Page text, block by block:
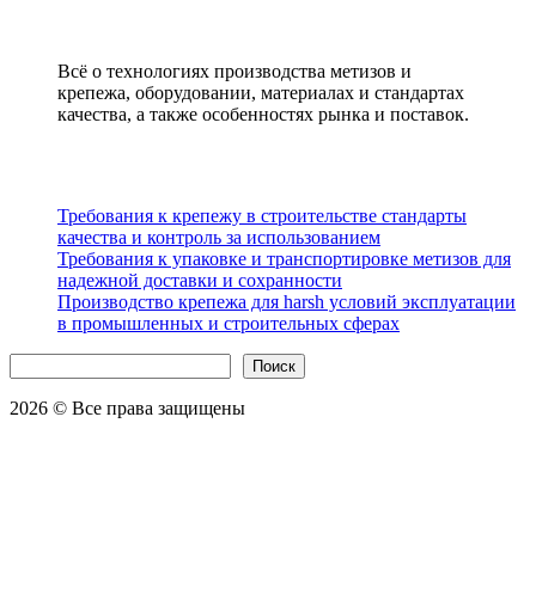
Всё о технологиях производства метизов и
крепежа, оборудовании, материалах и стандартах
качества, а также особенностях рынка и поставок.
Требования к крепежу в строительстве стандарты
качества и контроль за использованием
Требования к упаковке и транспортировке метизов для
надежной доставки и сохранности
Производство крепежа для harsh условий эксплуатации
в промышленных и строительных сферах
Поиск
2026 © Все права защищены